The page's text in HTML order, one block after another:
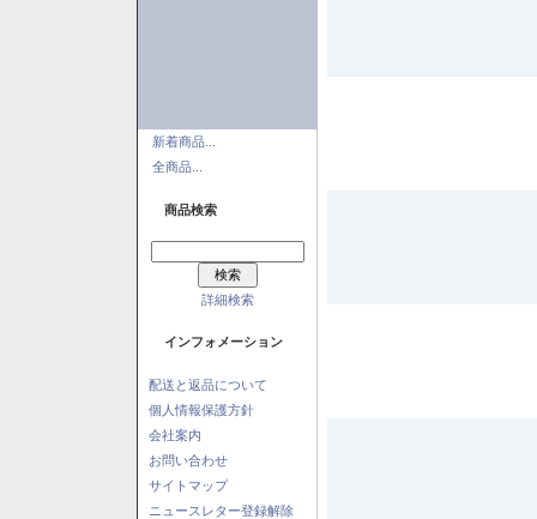
新着商品...
全商品...
商品検索
詳細検索
インフォメーション
配送と返品について
個人情報保護方針
会社案内
お問い合わせ
サイトマップ
ニュースレター登録解除